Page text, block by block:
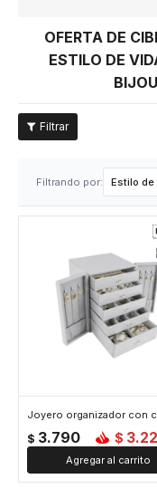
OFERTA DE
ESTILO DE
Filtrando por: Estilo de
$ 3.790 $